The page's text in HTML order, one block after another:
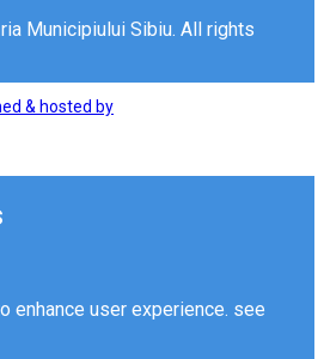
Municipiului Sibiu. All rights
& hosted by
enhance user experience. see